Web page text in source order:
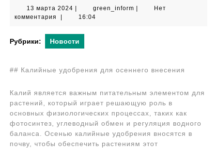
13 марта 2024 13
марта
green_informgreen_inform
Нет
комментария
16:04
Рубрики: Новости
## Калийные удобрения для осеннего внесения
Калий является важным питательным элементом для
растений, который играет решающую роль в
основных физиологических процессах, таких как
фотосинтез, углеводный обмен и регуляция водного
баланса. Осенью калийные удобрения вносятся в
почву, чтобы обеспечить растениям этот